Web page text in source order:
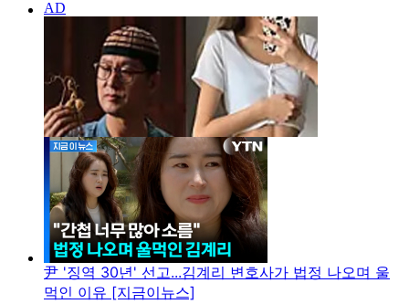
尹 '징역 30년' 선고...김계리 변호사가 법정 나오며 울
먹인 이유 [지금이뉴스]